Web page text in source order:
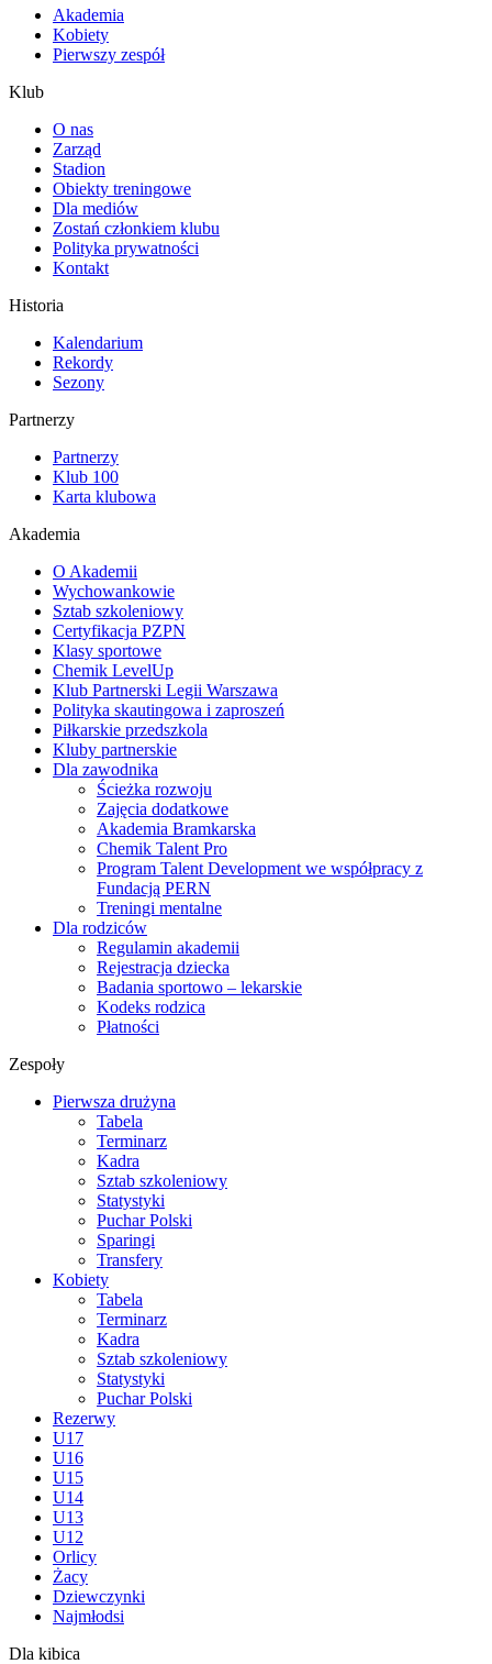
Akademia
Kobiety
Pierwszy zespół
Klub
O nas
Zarząd
Stadion
Obiekty treningowe
Dla mediów
Zostań członkiem klubu
Polityka prywatności
Kontakt
Historia
Kalendarium
Rekordy
Sezony
Partnerzy
Partnerzy
Klub 100
Karta klubowa
Akademia
O Akademii
Wychowankowie
Sztab szkoleniowy
Certyfikacja PZPN
Klasy sportowe
Chemik LevelUp
Klub Partnerski Legii Warszawa
Polityka skautingowa i zaproszeń
Piłkarskie przedszkola
Kluby partnerskie
Dla zawodnika
Ścieżka rozwoju
Zajęcia dodatkowe
Akademia Bramkarska
Chemik Talent Pro
Program Talent Development we współpracy z
Fundacją PERN
Treningi mentalne
Dla rodziców
Regulamin akademii
Rejestracja dziecka
Badania sportowo – lekarskie
Kodeks rodzica
Płatności
Zespoły
Pierwsza drużyna
Tabela
Terminarz
Kadra
Sztab szkoleniowy
Statystyki
Puchar Polski
Sparingi
Transfery
Kobiety
Tabela
Terminarz
Kadra
Sztab szkoleniowy
Statystyki
Puchar Polski
Rezerwy
U17
U16
U15
U14
U13
U12
Orlicy
Żacy
Dziewczynki
Najmłodsi
Dla kibica